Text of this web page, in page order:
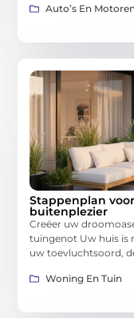
Auto’s En
Stappenplan
buitenplezier
Creëer uw
tuingenot Uw huis is
uw toevluchtsoord,
Woning En Tuin